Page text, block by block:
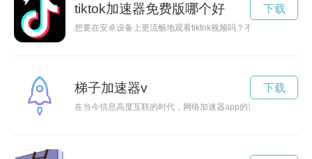
tiktok加速器免费版哪个好
想要在安卓设备上更流畅地观看tiktok视频吗？不妨尝试下载一
下载
梯子加速器v
在当今信息高度互联的时代，网络加速器app的需求也越来越
下载